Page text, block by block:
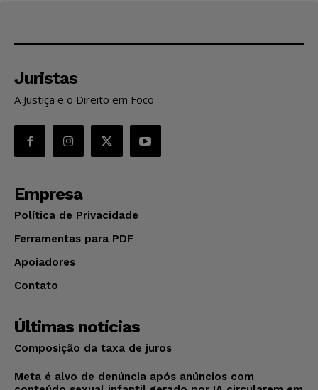
Juristas
A Justiça e o Direito em Foco
Empresa
Política de Privacidade
Ferramentas para PDF
Apoiadores
Contato
Últimas notícias
Composição da taxa de juros
Meta é alvo de denúncia após anúncios com